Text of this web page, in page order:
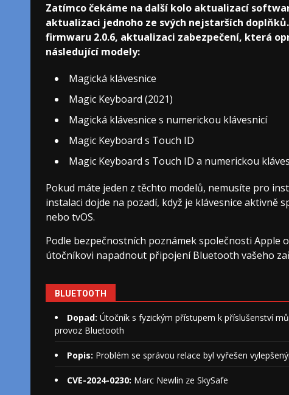
Zatímco čekáme na další kolo aktualizací
aktualizaci jednoho ze svých nejstarších
firmwaru 2.0.6, aktualizaci zabezpečení, která
následující modely:
Magická klávesnice
Magic Keyboard (2021)
Magická klávesnice s numerickou klávesnicí
Magic Keyboard s Touch ID
Magic Keyboard s Touch ID a numerickou
Pokud máte jeden z těchto modelů, nemusíte pro
instalaci dojde na pozadí, když je klávesnice aktivně
nebo tvOS.
Podle bezpečnostních poznámek společnosti
útočníkovi napadnout připojení Bluetooth vašeho
BLUETOOTH
Dopad: Útočník s fyzickým přístupem k příslušenství
provoz Bluetooth
Popis: Problém se správou relace byl vyřešen
CVE-2024-0230: Marc Newlin ze SkySafe